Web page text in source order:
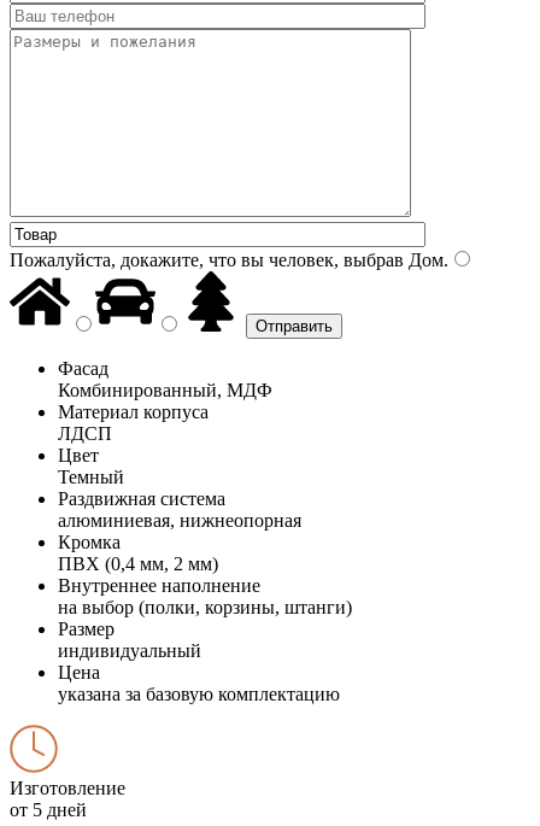
Пожалуйста, докажите, что вы человек, выбрав Дом.
Фасад
Комбинированный, МДФ
Материал корпуса
ЛДСП
Цвет
Темный
Раздвижная система
алюминиевая, нижнеопорная
Кромка
ПВХ (0,4 мм, 2 мм)
Внутреннее наполнение
на выбор (полки, корзины, штанги)
Размер
индивидуальный
Цена
указана за базовую комплектацию
Изготовление
от 5 дней